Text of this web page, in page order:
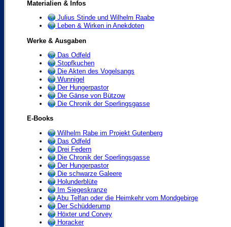
Materialien & Infos
Julius Stinde und Wilhelm Raabe
Leben & Wirken in Anekdoten
Werke & Ausgaben
Das Odfeld
Stopfkuchen
Die Akten des Vogelsangs
Wunnigel
Der Hungerpastor
Die Gänse von Bützow
Die Chronik der Sperlingsgasse
E-Books
Wilhelm Rabe im Projekt Gutenberg
Das Odfeld
Drei Federn
Die Chronik der Sperlingsgasse
Der Hungerpastor
Die schwarze Galeere
Holunderblüte
Im Siegeskranze
Abu Telfan oder die Heimkehr vom Mondgebirge
Der Schüdderump
Höxter und Corvey
Horacker